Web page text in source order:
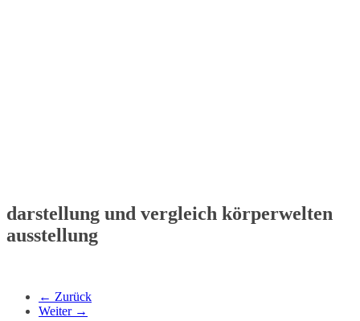
darstellung und vergleich körperwelten
ausstellung
← Zurück
Weiter →